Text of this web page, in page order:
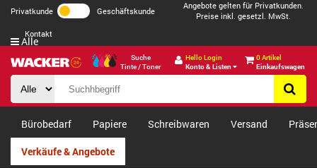
Privatkunde Geschäftskunde
Angebote gelten für Privatkunden.
Preise inkl. gesetzl. MwSt.
Kontakt
Suche
Tinte / Toner
Hello Login
Konto & Listen
0 Artikel
Einkaufswagen
Alle
Bürobedarf Papiere Schreibwaren Versand
Verkäufe & Angebote